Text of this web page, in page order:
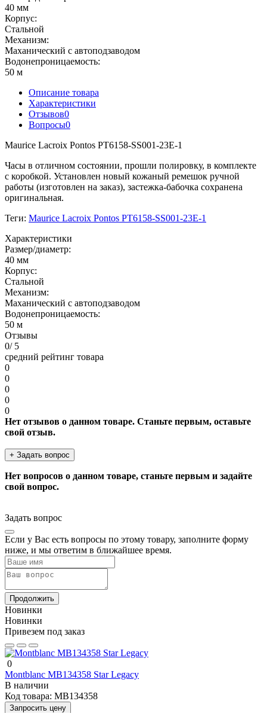
40 мм
Корпус:
Стальной
Механизм:
Маханический с автоподзаводом
Водонепроницаемость:
50 м
Описание товара
Характеристики
Отзывов0
Вопросы0
Maurice Lacroix Pontos PT6158-SS001-23E-1
Часы в отличном состоянии, прошли полировку, в комплекте
с коробкой. Установлен новый кожаный ремешок ручной
работы (изготовлен на заказ), застежка-бабочка сохранена
оригинальная.
Теги: Maurice Lacroix Pontos PT6158-SS001-23E-1
Характеристики
Размер/диаметр:
40 мм
Корпус:
Стальной
Механизм:
Маханический с автоподзаводом
Водонепроницаемость:
50 м
Отзывы
0/ 5
средний рейтинг товара
0
0
0
0
0
Нет отзывов о данном товаре. Станьте первым, оставьте
свой отзыв.
+ Задать вопрос
Нет вопросов о данном товаре, станьте первым и задайте
свой вопрос.
Задать вопрос
Если у Вас есть вопросы по этому товару, заполните форму
ниже, и мы ответим в ближайшее время.
Продолжить
Новинки
Новинки
Привезем под заказ
0
Montblanc MB134358 Star Legacy
В наличии
Код товара: MB134358
Запросить цену